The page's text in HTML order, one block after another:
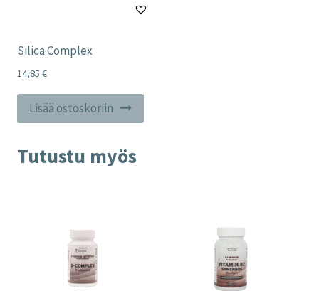
Silica Complex
14,85 €
Lisää ostoskoriin
Tutustu myös